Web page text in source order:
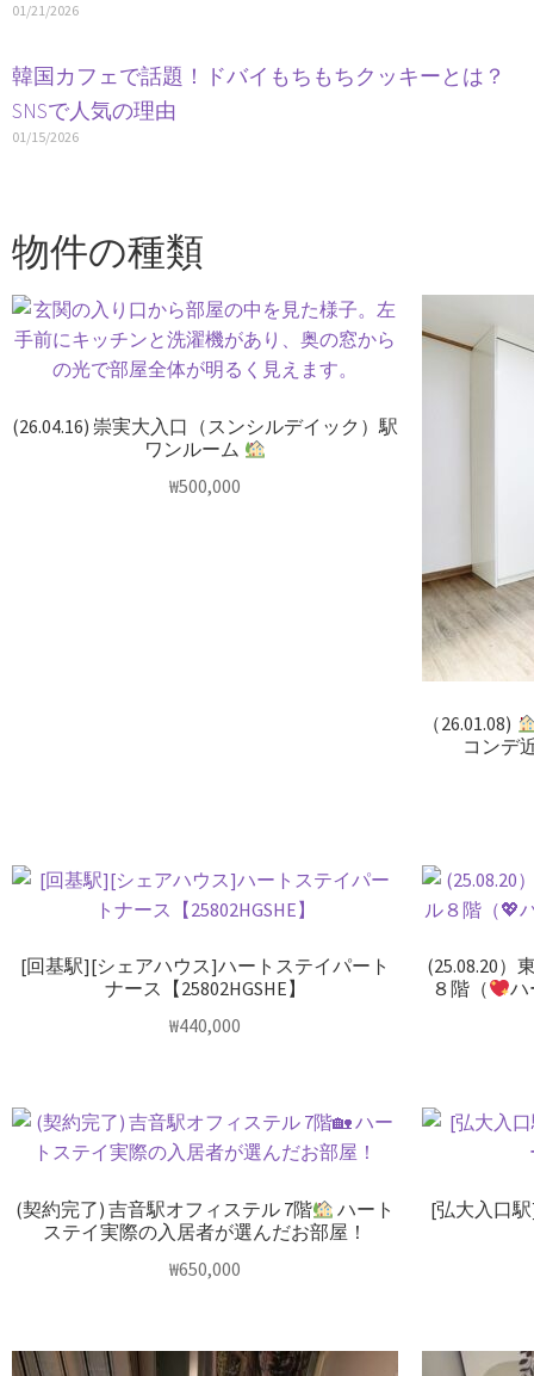
01/21/2026
韓国カフェで話題！ドバイもちもちクッキーとは？
SNSで人気の理由
01/15/2026
物件の種類
(26.04.16) 崇実大入口（スンシルデイック）駅
ワンルーム
₩500,000
（26.01.08)
コンデ
[回基駅][シェアハウス]ハートステイパート
ナース【25802HGSHE】
₩440,000
(25.08.20）
８階（
ハ
(契約完了) 吉音駅オフィステル 7階
ハート
ステイ実際の入居者が選んだお部屋！
₩650,000
[弘大入口